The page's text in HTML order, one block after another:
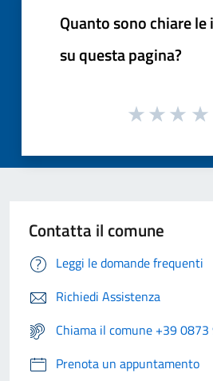
Quanto sono chiare
su questa pagina?
Contatta il comune
Leggi le domande frequenti
Richiedi Assistenza
Chiama il comune +39
Prenota un appuntamento